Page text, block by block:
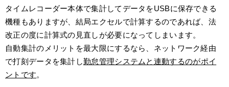
タイムレコーダー本体で集計してデータをUSBに保存できる
機種もありますが、結局エクセルで計算するのであれば、法
改正の度に計算式の見直しが必要になってしまいます。
自動集計のメリットを最大限にするなら、ネットワーク経由
で打刻データを集計し勤怠管理システムと連動するのがポイ
ントです。